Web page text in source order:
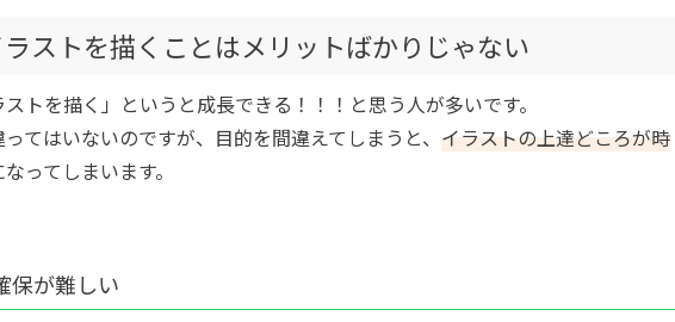
ストを描くことはメリットばかりじゃない
ストを描く」というと成長できる！！！と思う人が多いです。
てはいないのですが、目的を間違えてしまうと、 イラストの上達どころが時
なってしまいます。
保が難しい